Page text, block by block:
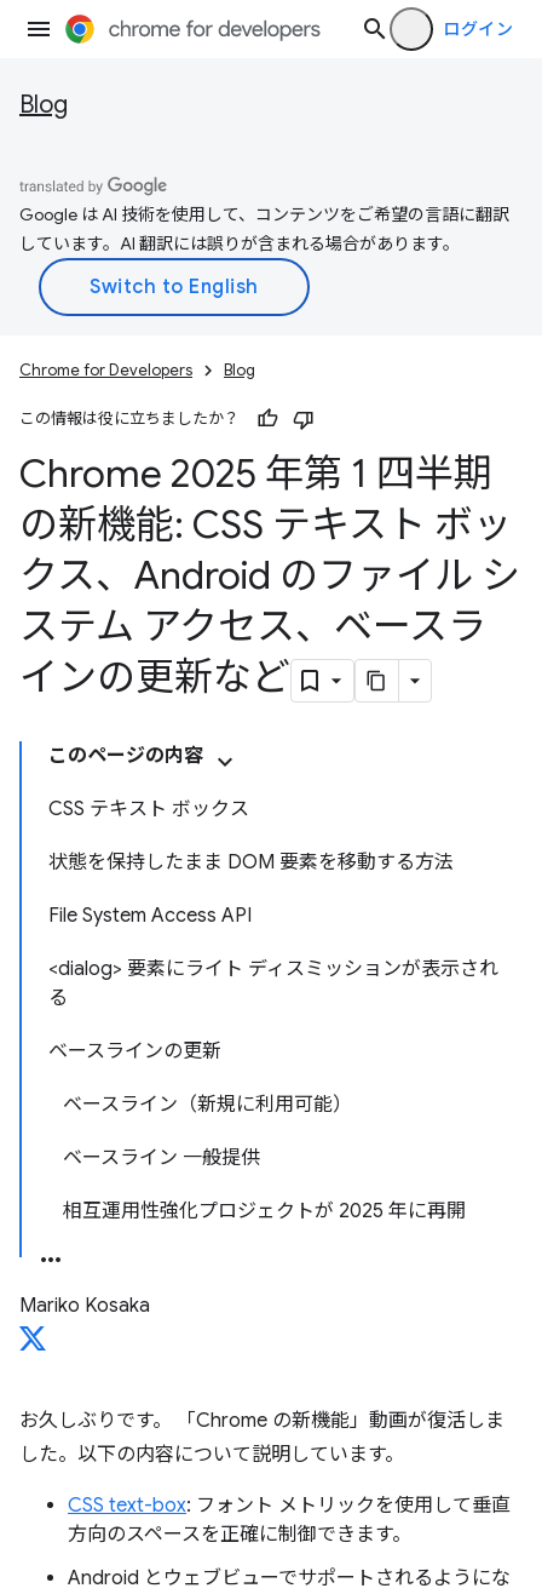
ログイン
Blog
Google は AI 技術を使用して、コンテンツをご希望の言語に翻訳
しています。AI 翻訳には誤りが含まれる場合があります。
Chrome for Developers Blog
この情報は役に立ちましたか？
Chrome 2025 年第 1 四半期
の新機能: CSS テキスト ボッ
クス、Android のファイル シ
ステム アクセス、ベースラ
インの更新など
このページの内容
CSS テキスト ボックス
状態を保持したまま DOM 要素を移動する方法
File System Access API
<dialog> 要素にライト ディスミッションが表示され
る
ベースラインの更新
ベースライン（新規に利用可能）
ベースライン 一般提供
相互運用性強化プロジェクトが 2025 年に再開
Mariko Kosaka
お久しぶりです。 「Chrome の新機能」動画が復活しま
した。以下の内容について説明しています。
CSS text-box: フォント メトリックを使用して垂直
方向のスペースを正確に制御できます。
Android とウェブビューでサポートされるようにな